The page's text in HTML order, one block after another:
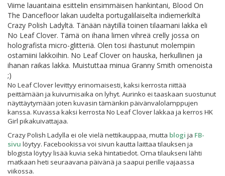
Viime lauantaina esittelin ensimmäisen hankintani, Blood On
The Dancefloor lakan uudelta portugalilaiselta indiemerkiltä
Crazy Polish Ladyltä. Tänään näytillä toinen tilaamani lakka eli
No Leaf Clover. Tämä on ihana limen vihreä crelly jossa on
holografista micro-glitteriä. Olen tosi ihastunut molempiin
ostamiini lakkoihin. No Leaf Clover on hauska, herkullinen ja
ihanan raikas lakka. Muistuttaa minua Granny Smith omenoista
;)
No Leaf Clover levittyy erinomaisesti, kaksi kerrosta riittää
peittämään ja kuivumisaika on lyhyt. Aurinko ei taaskaan suostunut
näyttäytymään joten kuvasin tämänkin päivänvalolamppujen
kanssa. Kuvassa kaksi kerrosta No Leaf Clover lakkaa ja kerros HK
Girl pikakuivattajaa.
Crazy Polish Ladylla ei ole vielä nettikauppaa, mutta blogi ja FB-
sivu löytyy. Facebookissa voi sivun kautta laittaa tilauksen ja
blogista löytyy lisää kuvia sekä hintatiedot. Oma tilaukseni lähti
matkaan heti seuraavana päivänä ja saapui perille vajaassa
viikossa.